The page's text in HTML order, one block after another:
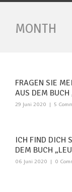
MONTH
FRAGEN SIE
AUS DEM BUCH
29 Juni 2020 | 5
ICH FIND DICH
DEM BUCH
06 Juni 2020 | 0